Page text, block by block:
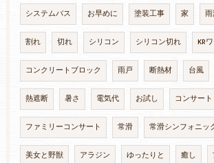
システムバス お早めに 塗装工事 家
割れ 切れ シリコン シリコン切れ KR
コンクリートブロック 雨戸 断熱材 台風
熱遮断 暑さ 電気代 お試し コンサート
ファミリーコンサート 常滑 常滑シンフォニッ
美女と野獣 アラジン ゆったりと 癒し